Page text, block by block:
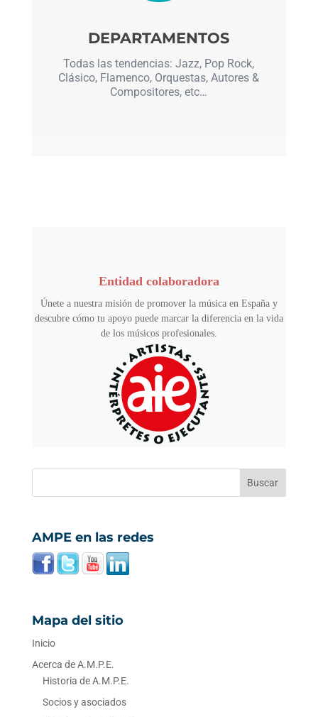
DEPARTAMENTOS
Todas las tendencias: Jazz, Pop Rock,
Clásico, Flamenco, Orquestas, Autores &
Compositores, etc…
Entidad colaboradora
Únete a nuestra misión de promover la música en España y
descubre cómo tu apoyo puede marcar la diferencia en la vida
de los músicos profesionales.
AMPE en las redes
Mapa del sitio
Inicio
Acerca de A.M.P.E.
Historia de A.M.P.E.
Socios y asociados